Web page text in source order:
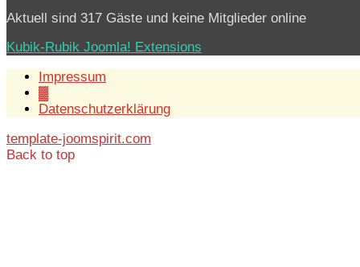
Aktuell sind 317 Gäste und keine Mitglieder online
Kubik-Rubik Joomla! Extensions
Impressum
▓
Datenschutzerklärung
template-joomspirit.com
Back to top